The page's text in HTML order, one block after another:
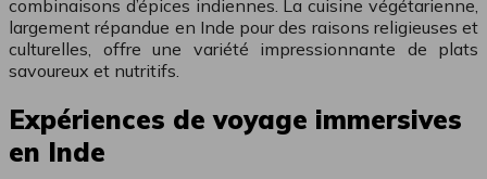
combinaisons d’épices indiennes. La cuisine végétarienne,
largement répandue en Inde pour des raisons religieuses et
culturelles, offre une variété impressionnante de plats
savoureux et nutritifs.
Expériences de voyage immersives
en Inde